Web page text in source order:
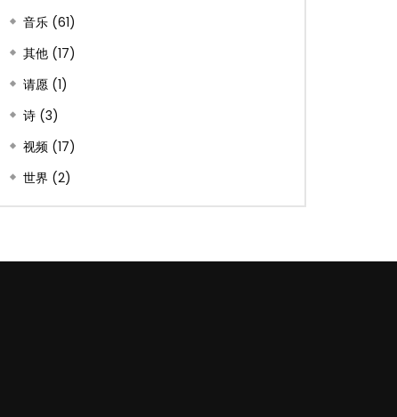
音乐 (61)
其他 (17)
请愿 (1)
诗 (3)
视频 (17)
世界 (2)